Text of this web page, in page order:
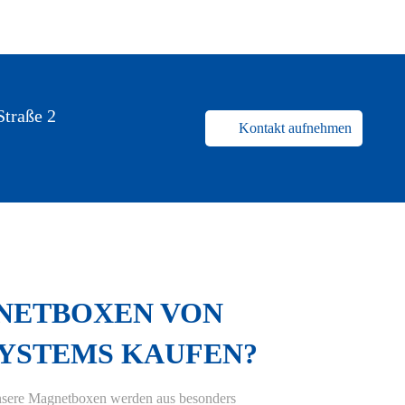
2
Kontakt aufnehmen
VON
KAUFEN?
Magnetboxen werden aus besonders